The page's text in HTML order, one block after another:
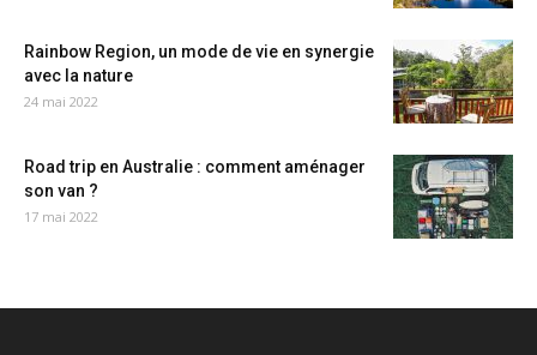
Rainbow Region, un mode de vie en synergie
avec la nature
24 mai 2022
Road trip en Australie : comment aménager
son van ?
17 mai 2022